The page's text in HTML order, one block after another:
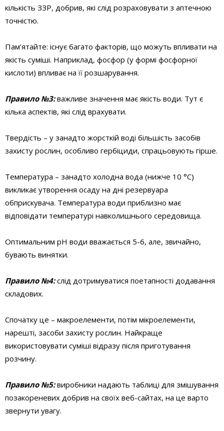
кількість ЗЗР, добрив, які слід розраховувати з аптечною
точністю.
Пам’ятайте: існує багато факторів, що можуть впливати на
якість суміші. Наприклад, фосфор (у формі фосфорної
кислоти) впливає на її розшарування.
Правило №3:важливе значення має якість води. Тут є
кілька аспектів, які слід врахувати.
Твердість – у занадто жорсткій воді більшість засобів
захисту рослин, особливо гербіциди, спрацьовують гірше.
Температура – занадто холодна вода (нижче 10 °C)
викликає утворення осаду на дні резервуара
обприскувача. Температура води приблизно має
відповідати температурі навколишнього середовища.
Оптимальним pH води вважається 5-6, але, звичайно,
бувають винятки.
Правило №4:слід дотримуватися поетапності додавання
складових.
Спочатку це – макроелементи, потім мікроелементи,
нарешті, засоби захисту рослин. Найкраще
використовувати суміші відразу після приготування
розчину.
Правило №5:виробники надають таблиці для змішування
позакореневих добрив на своїх веб-сайтах, на це варто
звернути увагу.